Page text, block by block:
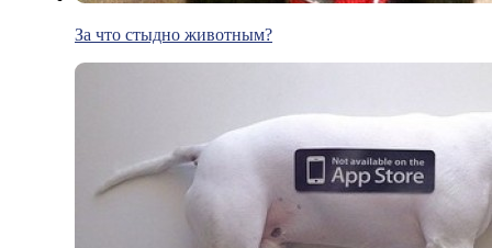
За что стыдно животным?